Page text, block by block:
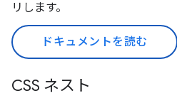
リします。
ドキュメントを読む
CSS ネスト